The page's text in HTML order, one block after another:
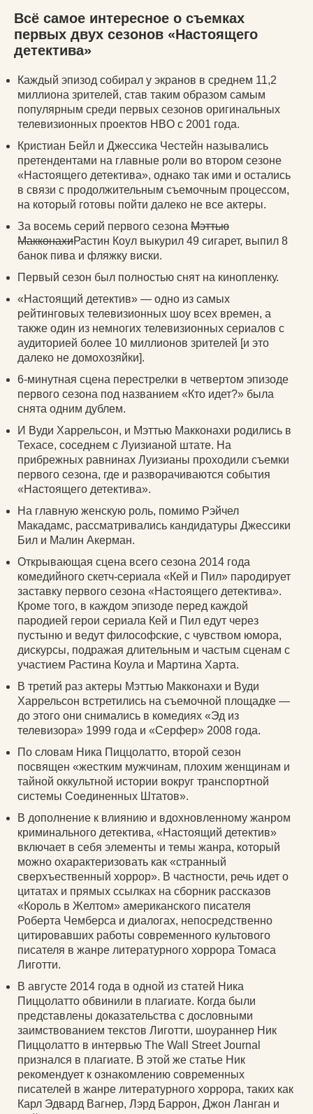
Всё самое интересное о съемках
первых двух сезонов «Настоящего
детектива»
Каждый эпизод собирал у экранов в среднем 11,2
миллиона зрителей, став таким образом самым
популярным среди первых сезонов оригинальных
телевизионных проектов HBO с 2001 года.
Кристиан Бейл и Джессика Честейн назывались
претендентами на главные роли во втором сезоне
«Настоящего детектива», однако так ими и остались
в связи с продолжительным съемочным процессом,
на который готовы пойти далеко не все актеры.
За восемь серий первого сезона Мэттью
МакконахиРастин Коул выкурил 49 сигарет, выпил 8
банок пива и фляжку виски.
Первый сезон был полностью снят на кинопленку.
«Настоящий детектив» — одно из самых
рейтинговых телевизионных шоу всех времен, а
также один из немногих телевизионных сериалов с
аудиторией более 10 миллионов зрителей [и это
далеко не домохозяйки].
6-минутная сцена перестрелки в четвертом эпизоде
первого сезона под названием «Кто идет?» была
снята одним дублем.
И Вуди Харрельсон, и Мэттью Макконахи родились в
Техасе, соседнем с Луизианой штате. На
прибрежных равнинах Луизианы проходили съемки
первого сезона, где и разворачиваются события
«Настоящего детектива».
На главную женскую роль, помимо Рэйчел
Макадамс, рассматривались кандидатуры Джессики
Бил и Малин Акерман.
Открывающая сцена всего сезона 2014 года
комедийного скетч-сериала «Кей и Пил» пародирует
заставку первого сезона «Настоящего детектива».
Кроме того, в каждом эпизоде перед каждой
пародией герои сериала Кей и Пил едут через
пустыню и ведут философские, с чувством юмора,
дискурсы, подражая длительным и частым сценам с
участием Растина Коула и Мартина Харта.
В третий раз актеры Мэттью Макконахи и Вуди
Харрельсон встретились на съемочной площадке —
до этого они снимались в комедиях «Эд из
телевизора» 1999 года и «Серфер» 2008 года.
По словам Ника Пиццолатто, второй сезон
посвящен «жестким мужчинам, плохим женщинам и
тайной оккультной истории вокруг транспортной
системы Соединенных Штатов».
В дополнение к влиянию и вдохновленному жанром
криминального детектива, «Настоящий детектив»
включает в себя элементы и темы жанра, который
можно охарактеризовать как «странный
сверхъественный хоррор». В частности, речь идет о
цитатах и прямых ссылках на сборник рассказов
«Король в Желтом» американского писателя
Роберта Чемберса и диалогах, непосредственно
цитировавших работы современного культового
писателя в жанре литературного хоррора Томаса
Лиготти.
В августе 2014 года в одной из статей Ника
Пиццолатто обвинили в плагиате. Когда были
представлены доказательства с дословными
заимствованием текстов Лиготти, шоураннер Ник
Пиццолатто в интервью The Wall Street Journal
признался в плагиате. В этой же статье Ник
рекомендует к ознакомлению современных
писателей в жанре литературного хоррора, таких как
Карл Эдвард Вагнер, Лэрд Баррон, Джон Ланган и